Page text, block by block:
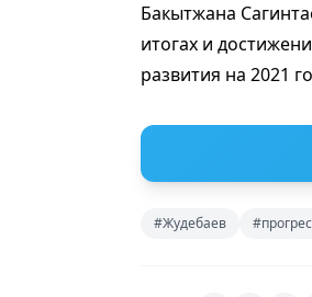
Бакытжана
итогах и
развития на 2021
#Жудебаев